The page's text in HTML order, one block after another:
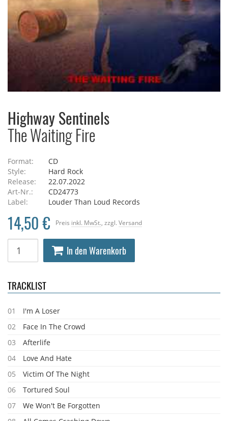
Highway Sentinels
The Waiting Fire
Format:
CD
Style:
Hard Rock
Release:
22.07.2022
Art-Nr.:
CD24773
Label:
Louder Than Loud Records
Preis inkl. MwSt. , zzgl. Versand
14,50 €
In den Warenkorb
TRACKLIST
01
I'm A Loser
02
Face In The Crowd
03
Afterlife
04
Love And Hate
05
Victim Of The Night
06
Tortured Soul
07
We Won't Be Forgotten